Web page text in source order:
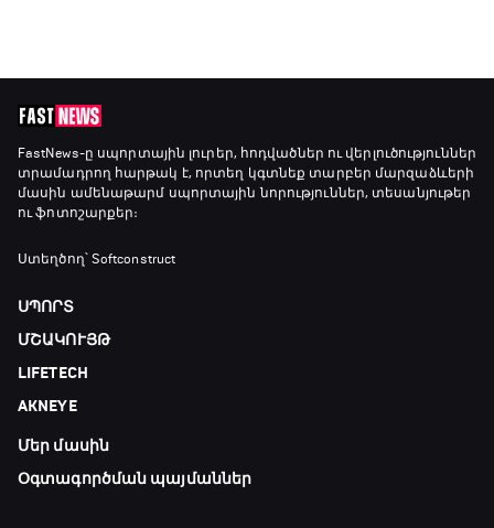
FastNews-ը սպորտային լուրեր, հոդվածներ ու վերլուծություններ
տրամադրող հարթակ է, որտեղ կգտնեք տարբեր մարզաձևերի
մասին ամենաթարմ սպորտային նորություններ, տեսանյութեր
ու ֆոտոշարքեր։
Ստեղծող՝ Softconstruct
ՍՊՈՐՏ
ՄՇԱԿՈՒՅԹ
LIFETECH
AKNEYE
Մեր մասին
Օգտագործման պայմաններ